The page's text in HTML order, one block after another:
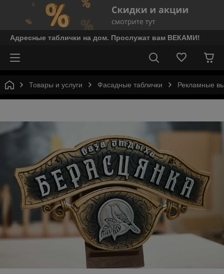
Адресные таблички на дом. Прослужат вам ВЕКАМИ!
Товары и услуги Фасадные таблички Рекламные